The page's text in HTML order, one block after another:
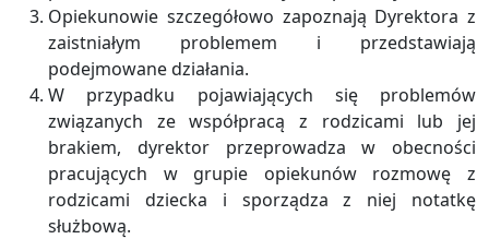
Opiekunowie szczegółowo zapoznają Dyrektora z
zaistniałym problemem i przedstawiają
podejmowane działania.
W przypadku pojawiających się problemów
związanych ze współpracą z rodzicami lub jej
brakiem, dyrektor przeprowadza w obecności
pracujących w grupie opiekunów rozmowę z
rodzicami dziecka i sporządza z niej notatkę
służbową.